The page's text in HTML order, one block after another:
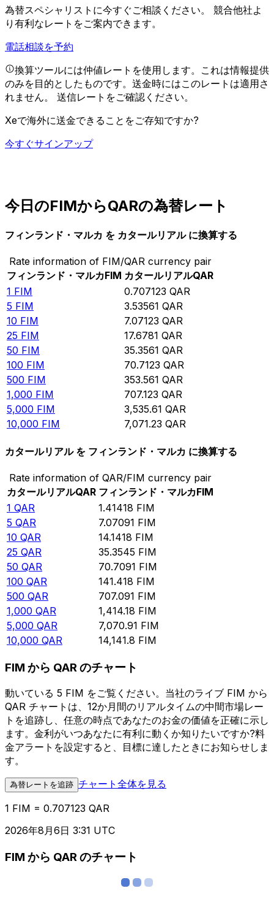
為替スペシャリストに今すぐご相談ください。 競合他社よ
り有利なレートをご案内できます。
電話相談を予約
換算ツールには仲値レートを使用します。これは情報提供
のみを目的としたものです。送金時にはこのレートは適用さ
れません。 送信レートをご確認ください。
Xeで海外に送金できることをご存知ですか?
今すぐサインアップ
今日のFIMからQARの為替レート
フィンランド・マルカ を カタールリアル に換算する
Rate information of FIM/QAR currency pair
フィンランド・マルカFIM カタールリアルQAR
1 FIM 0.707123 QAR
5 FIM 3.53561 QAR
10 FIM 7.07123 QAR
25 FIM 17.6781 QAR
50 FIM 35.3561 QAR
100 FIM 70.7123 QAR
500 FIM 353.561 QAR
1,000 FIM 707.123 QAR
5,000 FIM 3,535.61 QAR
10,000 FIM 7,071.23 QAR
カタールリアル を フィンランド・マルカ に換算する
Rate information of QAR/FIM currency pair
カタールリアルQAR フィンランド・マルカFIM
1 QAR 1.41418 FIM
5 QAR 7.07091 FIM
10 QAR 14.1418 FIM
25 QAR 35.3545 FIM
50 QAR 70.7091 FIM
100 QAR 141.418 FIM
500 QAR 707.091 FIM
1,000 QAR 1,414.18 FIM
5,000 QAR 7,070.91 FIM
10,000 QAR 14,141.8 FIM
FIM から QAR のチャート
動いている 5 FIM をご覧ください。当社のライブ FIM から
QAR チャートは、12か月間のリアルタイムの中間市場レー
トを追跡し、任意の時点であなたのお金の価値を正確に示し
ます。金利がいつあなたに有利に動くか知りたいですか?料
金アラートを設定すると、目標に達したときにお知らせしま
す。
為替レートを追跡 チャート全体を見る
1 FIM = 0.707123 QAR
2026年8月6日 3:31 UTC
FIM から QAR のチャート